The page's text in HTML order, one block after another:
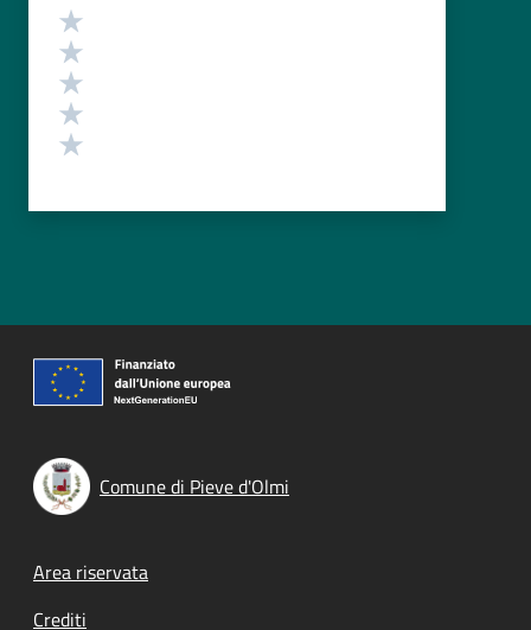
Valutazione
Comune di Pieve d'Olmi
Footer menu
Area riservata
Crediti